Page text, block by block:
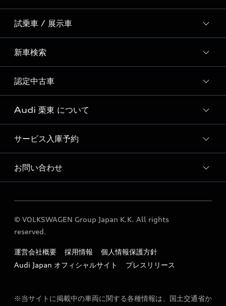
全国統一イベント
ディーラー独自イベント
試乗車 / 展示車
試乗予約
試乗車・展示車一覧
新車検索
新車検索
認定中古車
Audi認定中古車検索
Audi 栗東 について
Audi 栗東 店舗情報
Audi 栗東 認定中古車コーナー
Audi 栗東 運営会社概要
定期点検 / 車検 料金表
サービス入庫予約
Audi 栗東 サービス入庫予約
お問い合わせ
各種お問い合わせ
© VOLKSWAGEN Group Japan K.K. All rights
reserved.
運営会社概要 採用情報
個人情報保護方針
Audi Japan オフィシャルサイト
プレスリリース
※当サイトに掲載中の車両に関する各種情報は、国土交通省か